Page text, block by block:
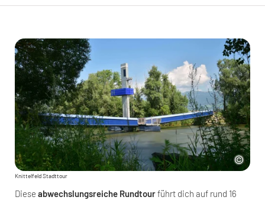
Knittelfeld Stadttour
Diese abwechslungsreiche Rundtourführt dich auf rund 16